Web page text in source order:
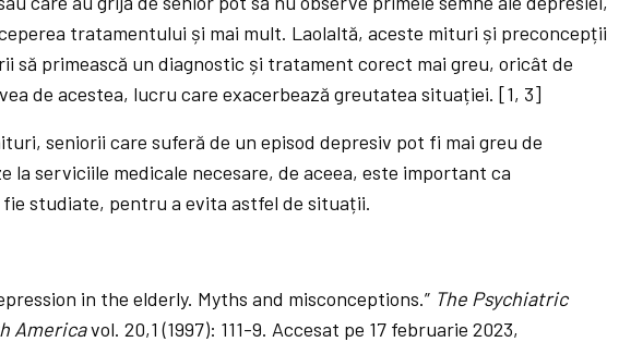
tratamentului și mai mult. Laolaltă, aceste mituri și preconcepții
să primească un diagnostic și tratament corect mai greu, oricât de
de acestea, lucru care exacerbează greutatea situației. [1, 3]
seniorii care suferă de un episod depresiv pot fi mai greu de
la serviciile medicale necesare, de aceea, este important ca
studiate, pentru a evita astfel de situații.
in the elderly. Myths and misconceptions.” The Psychiatric
Americavol. 20,1 (1997): 111-9. Accesat pe 17 februarie 2023,